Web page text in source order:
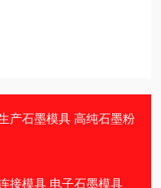
产石墨模具 高纯石墨粉
接模具 电子石墨模具